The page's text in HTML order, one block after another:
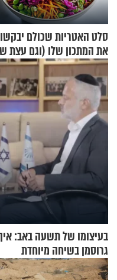
סלט האטריות שכולם יבקשו
את המתכון שלו (וגם עצת
להגשת הרוטב)
בעיצומו של תשעה באב:
גרוסמן בשיחה מיוחדת